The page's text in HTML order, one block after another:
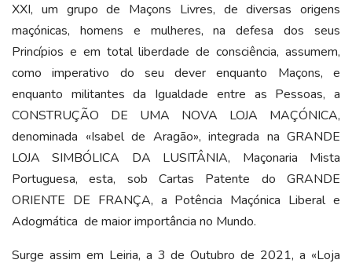
XXI, um grupo de Maçons Livres, de diversas origens
maçónicas, homens e mulheres, na defesa dos seus
Princípios e em total liberdade de consciência, assumem,
como imperativo do seu dever enquanto Maçons, e
enquanto militantes da Igualdade entre as Pessoas, a
CONSTRUÇÃO DE UMA NOVA LOJA MAÇÓNICA,
denominada «Isabel de Aragão», integrada na GRANDE
LOJA SIMBÓLICA DA LUSITÂNIA, Maçonaria Mista
Portuguesa, esta, sob Cartas Patente do GRANDE
ORIENTE DE FRANÇA, a Potência Maçónica Liberal e
Adogmática de maior importância no Mundo.
Surge assim em Leiria, a 3 de Outubro de 2021, a «Loja